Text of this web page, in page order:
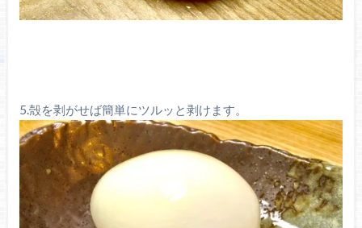
5.殻を剥がせば簡単にツルッと剥けます。